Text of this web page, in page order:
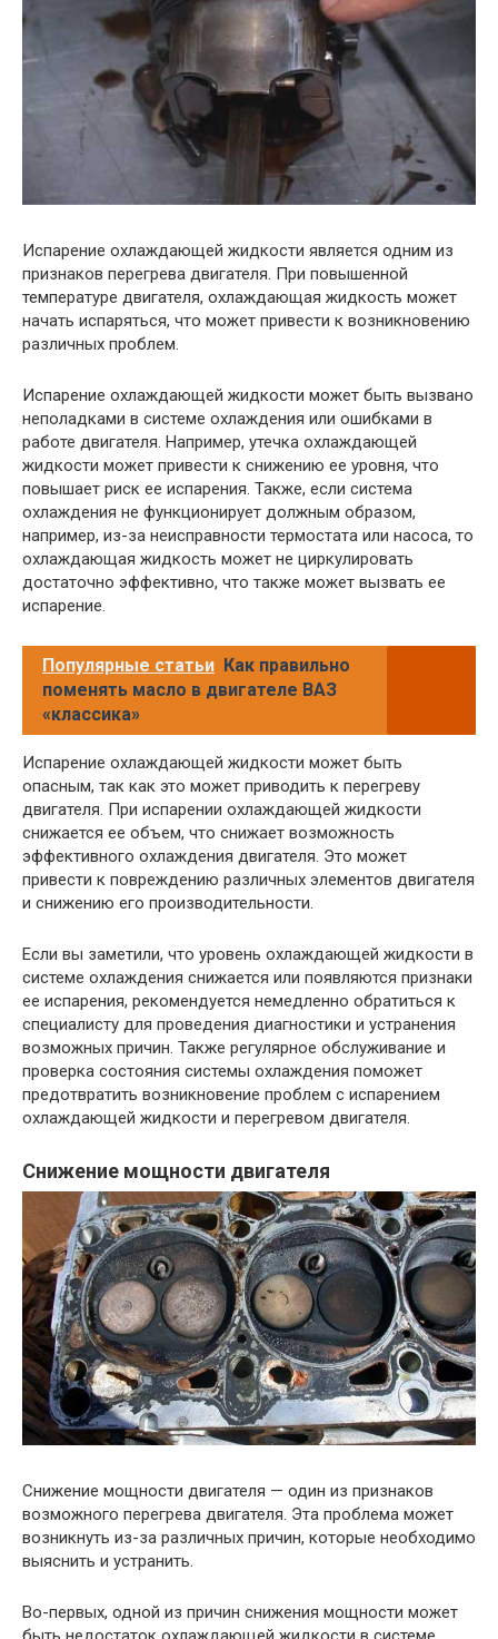
Испарение охлаждающей жидкости является одним из
признаков перегрева двигателя. При повышенной
температуре двигателя, охлаждающая жидкость может
начать испаряться, что может привести к возникновению
различных проблем.
Испарение охлаждающей жидкости может быть вызвано
неполадками в системе охлаждения или ошибками в
работе двигателя. Например, утечка охлаждающей
жидкости может привести к снижению ее уровня, что
повышает риск ее испарения. Также, если система
охлаждения не функционирует должным образом,
например, из-за неисправности термостата или насоса, то
охлаждающая жидкость может не циркулировать
достаточно эффективно, что также может вызвать ее
испарение.
Популярные статьи Как правильно
поменять масло в двигателе ВАЗ
«классика»
Испарение охлаждающей жидкости может быть
опасным, так как это может приводить к перегреву
двигателя. При испарении охлаждающей жидкости
снижается ее объем, что снижает возможность
эффективного охлаждения двигателя. Это может
привести к повреждению различных элементов двигателя
и снижению его производительности.
Если вы заметили, что уровень охлаждающей жидкости в
системе охлаждения снижается или появляются признаки
ее испарения, рекомендуется немедленно обратиться к
специалисту для проведения диагностики и устранения
возможных причин. Также регулярное обслуживание и
проверка состояния системы охлаждения поможет
предотвратить возникновение проблем с испарением
охлаждающей жидкости и перегревом двигателя.
Снижение мощности двигателя
Снижение мощности двигателя — один из признаков
возможного перегрева двигателя. Эта проблема может
возникнуть из-за различных причин, которые необходимо
выяснить и устранить.
Во-первых, одной из причин снижения мощности может